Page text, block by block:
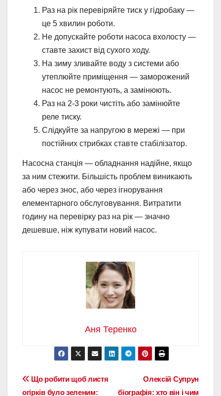
Раз на рік перевіряйте тиск у гідробаку —
це 5 хвилин роботи.
Не допускайте роботи насоса вхолосту —
ставте захист від сухого ходу.
На зиму зливайте воду з системи або
утеплюйте приміщення — заморожений
насос не ремонтують, а замінюють.
Раз на 2-3 роки чистіть або замінюйте
реле тиску.
Слідкуйте за напругою в мережі — при
постійних стрибках ставте стабілізатор.
Насосна станція — обладнання надійне, якщо
за ним стежити. Більшість проблем виникають
або через знос, або через ігнорування
елементарного обслуговування. Витратити
годину на перевірку раз на рік — значно
дешевше, ніж купувати новий насос.
Аня Теренко
Навігація
Олексій Супрун
біографія: хто він і чим
Що робити щоб листя
огірків було зеленим: